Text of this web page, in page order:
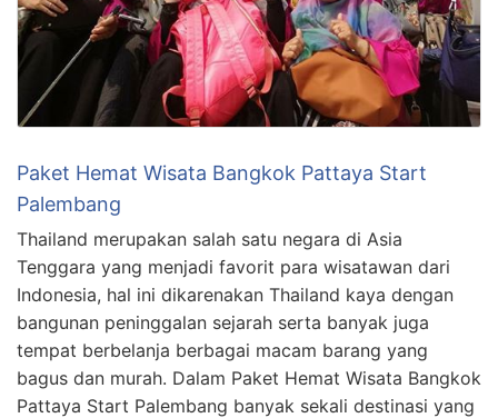
Paket Hemat Wisata Bangkok Pattaya Start
Palembang
Thailand merupakan salah satu negara di Asia
Tenggara yang menjadi favorit para wisatawan dari
Indonesia, hal ini dikarenakan Thailand kaya dengan
bangunan peninggalan sejarah serta banyak juga
tempat berbelanja berbagai macam barang yang
bagus dan murah. Dalam Paket Hemat Wisata Bangkok
Pattaya Start Palembang banyak sekali destinasi yang